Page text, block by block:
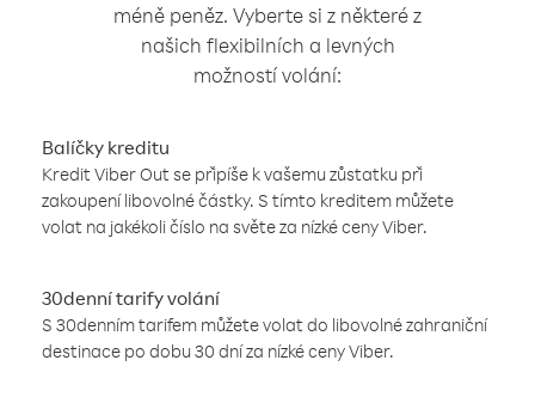
méně peněz. Vyberte si z některé z
našich flexibilních a levných
možností volání:
Balíčky kreditu
Kredit Viber Out se připíše k vašemu zůstatku při
zakoupení libovolné částky. S tímto kreditem můžete
volat na jakékoli číslo na světe za nízké ceny Viber.
30denní tarify volání
S 30denním tarifem můžete volat do libovolné zahraniční
destinace po dobu 30 dní za nízké ceny Viber.